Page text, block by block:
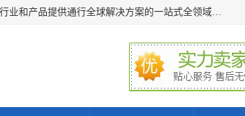
深圳万检通科技有限公司主营:iso9001质量认证机构及质检报告流程，为众多行业和产品提供通行全球解决方案的一站式全领域公共检测、鉴定、验货、srrc认证,质量检测认证及CE认证公司，帮助企业应对全球各种技术贸易壁垒，提升企业竞争优势，满足其对品质的高标准要求。